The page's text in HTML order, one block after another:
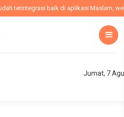
terintegrasi baik di aplikasi Maslam,
Jumat, 7